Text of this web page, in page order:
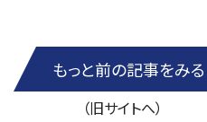
もっと前の記事をみる
（旧サイトへ）